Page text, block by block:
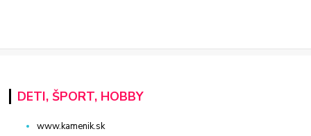
DETI, ŠPORT, HOBBY
www.kamenik.sk